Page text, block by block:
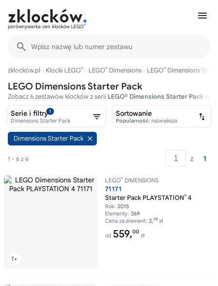
porównywarka cen klocków LEGO®
Wpisz nazwę lub numer zestawu
zklocków.pl Klocki LEGO® LEGO® Dimensions LEGO® Dimensions
LEGO Dimensions Starter Pack
Zobacz 6 zestawów klocków z serii LEGO® Dimensions Starter Pack w
Dimensions Starter Pack
1 - 6 z 6 z 1
LEGO® DIMENSIONS
71171
Starter Pack PLAYSTATION® 4
Rok: 2015
Elementy: 269
Cena za element: 2,08 zł
od 559,00
zł
Serie i filtry1
Dimensions Starter Pack
Sortowanie
Popularność: największa